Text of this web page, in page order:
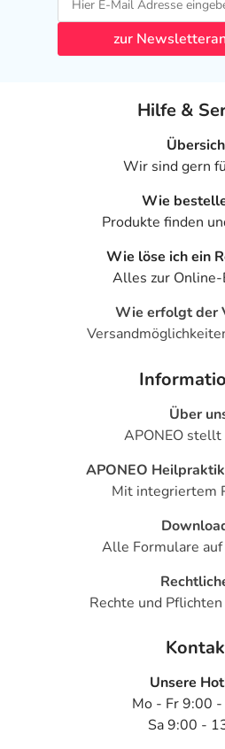
zur
Hilfe &
Wir sind gern
Wie
Produkte finden
Wie löse ich ein
Alles zur Online-
Wie erfolgt der
Über
APONEO stellt
APONEO
Mit integriertem
Alle Formulare
Rechte und
Unsere
Mo - Fr 9:00
Sa 9:00 -